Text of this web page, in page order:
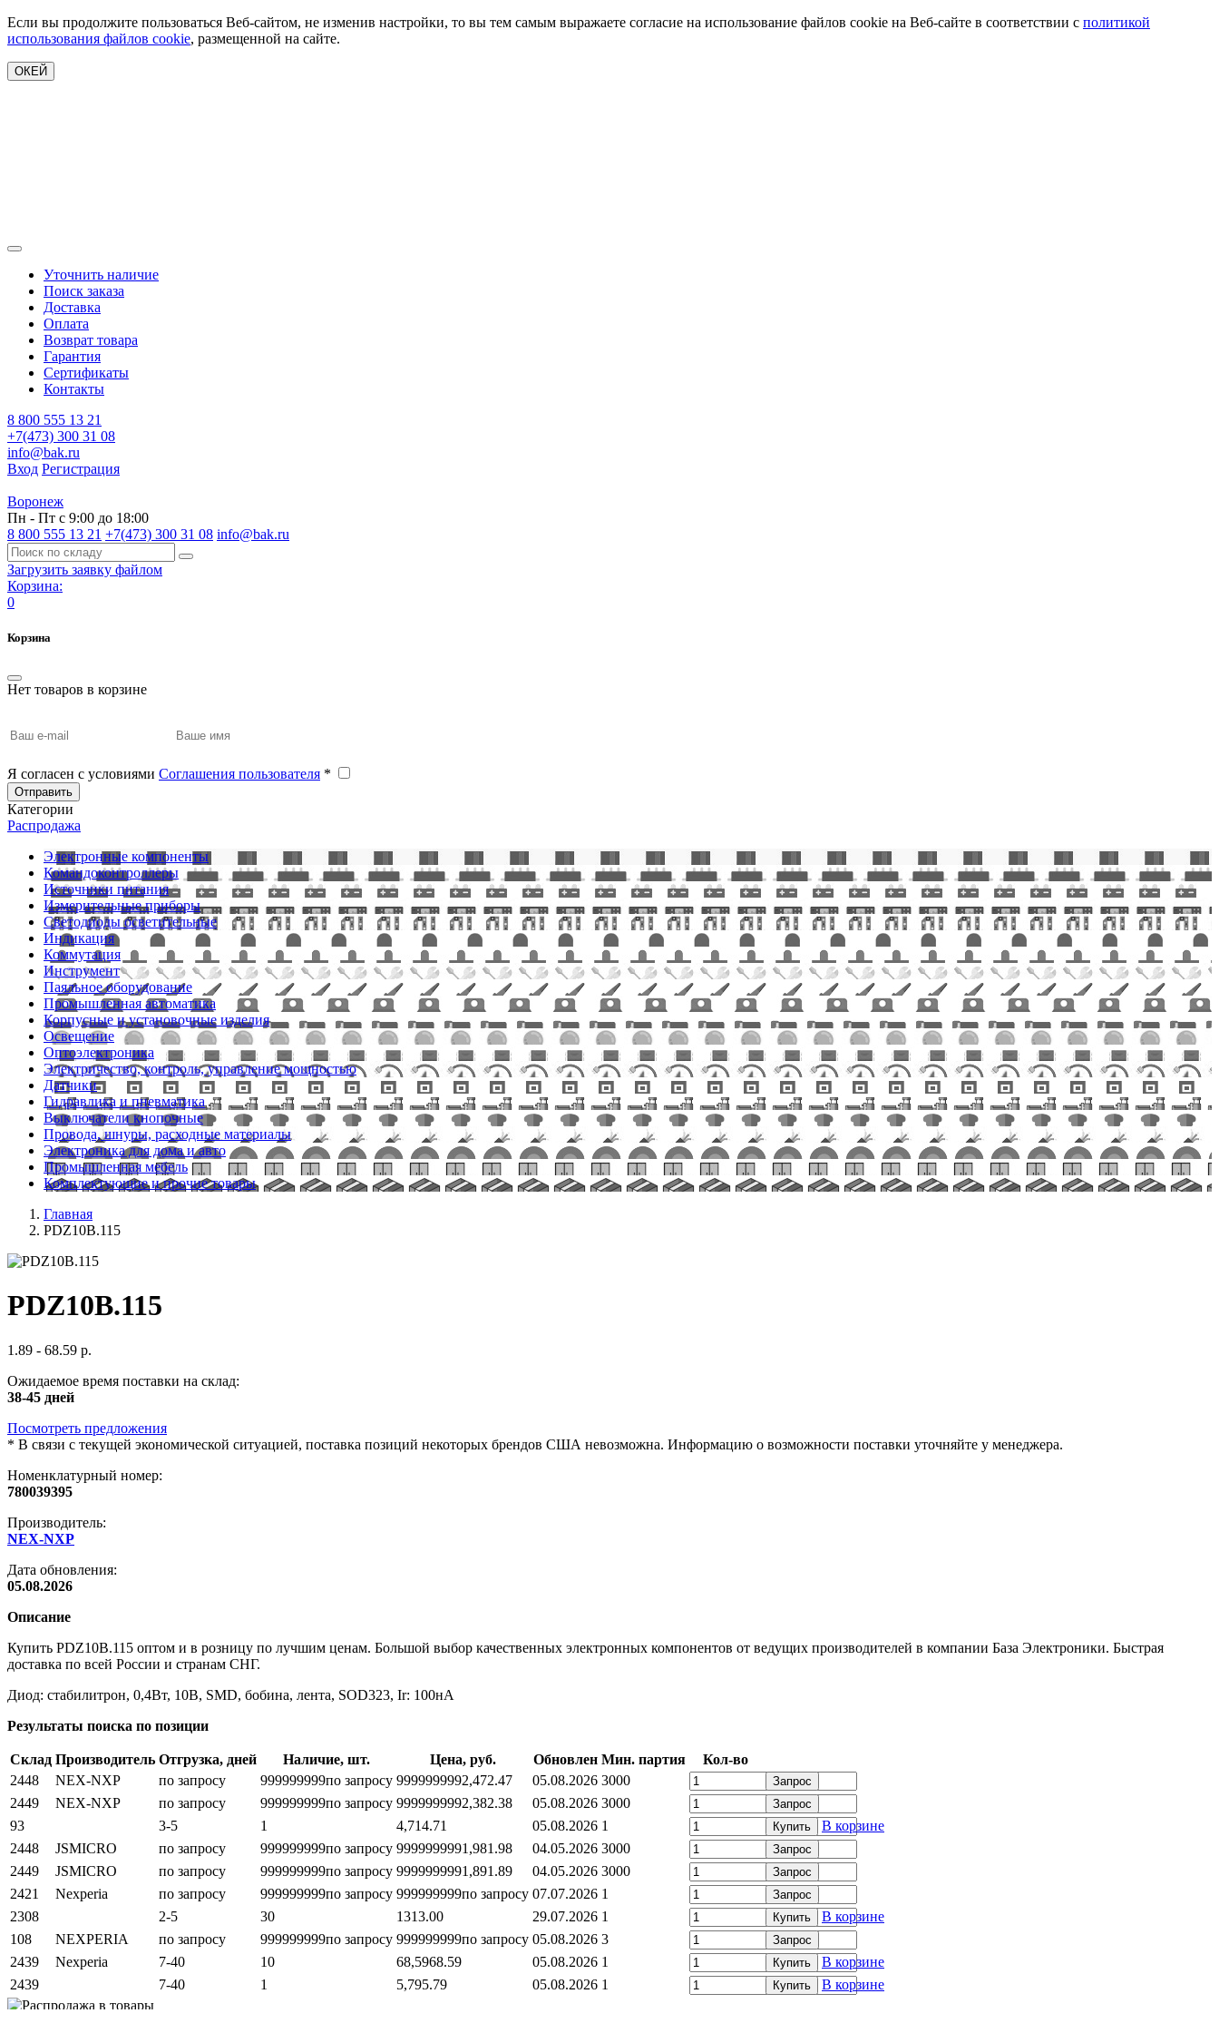
Если вы продолжите пользоваться Веб-сайтом, не изменив настройки, то вы тем самым выражаете согласие на использование файлов cookie на Веб-сайте в соответствии с политикой
использования файлов cookie, размещенной на сайте.
ОКЕЙ
Уточнить наличие
Поиск заказа
Доставка
Оплата
Возврат товара
Гарантия
Сертификаты
Контакты
8 800 555 13 21
+7(473) 300 31 08
info@bak.ru
Вход Регистрация
Воронеж
Пн - Пт с 9:00 до 18:00
8 800 555 13 21 +7(473) 300 31 08 info@bak.ru
Загрузить заявку файлом
Корзина:
0
Корзина
Нет товаров в корзине
Я согласен с условиями Соглашения пользователя *
Отправить
Категории
Распродажа
Электронные компоненты
Командоконтроллеры
Источники питания
Измерительные приборы
Светодиоды осветительные
Индикация
Коммутация
Инструмент
Паяльное оборудование
Промышленная автоматика
Корпусные и установочные изделия
Освещение
Оптоэлектроника
Электричество, контроль, управление мощностью
Датчики
Гидравлика и пневматика
Выключатели кнопочные
Провода, шнуры, расходные материалы
Электроника для дома и авто
Промышленная мебель
Комплектующие и прочие товары
Главная
PDZ10B.115
PDZ10B.115
1.89 - 68.59 р.
Ожидаемое время поставки на склад:
38-45 дней
Посмотреть предложения
* В связи с текущей экономической ситуацией, поставка позиций некоторых брендов США невозможна. Информацию о возможности поставки уточняйте у менеджера.
Номенклатурный номер:
780039395
Производитель:
NEX-NXP
Дата обновления:
05.08.2026
Описание
Купить PDZ10B.115 оптом и в розницу по лучшим ценам. Большой выбор качественных электронных компонентов от ведущих производителей в компании База Электроники. Быстрая
доставка по всей России и странам СНГ.
Диод: стабилитрон, 0,4Вт, 10В, SMD, бобина, лента, SOD323, Ir: 100нА
Результаты поиска по позиции
Склад Производитель Отгрузка, дней Наличие, шт. Цена, руб. Обновлен Мин. партия
Кол-во
2448
NEX-NXP по запросу 999999999по запросу 9999999992,472.47 05.08.2026 3000 Запрос
2449 NEX-NXP по запросу 999999999по запросу 9999999992,382.38 05.08.2026 3000 Запрос
93 3-5 1 4,714.71 05.08.2026 1 Купить
В корзине
2448
JSMICRO по запросу 999999999по запросу 9999999991,981.98 04.05.2026 3000 Запрос
2449 JSMICRO по запросу 999999999по запросу 9999999991,891.89 04.05.2026 3000 Запрос
2421 Nexperia по запросу 999999999по запросу 999999999по запросу 07.07.2026 1 Запрос
2308 2-5 30 1313.00 29.07.2026 1 Купить
В корзине
108
NEXPERIA по запросу 999999999по запросу 999999999по запросу 05.08.2026 3 Запрос
2439 Nexperia 7-40 10 68,5968.59 05.08.2026 1 Купить
В корзине
2439
7-40 1 5,795.79 05.08.2026 1 Купить В корзине